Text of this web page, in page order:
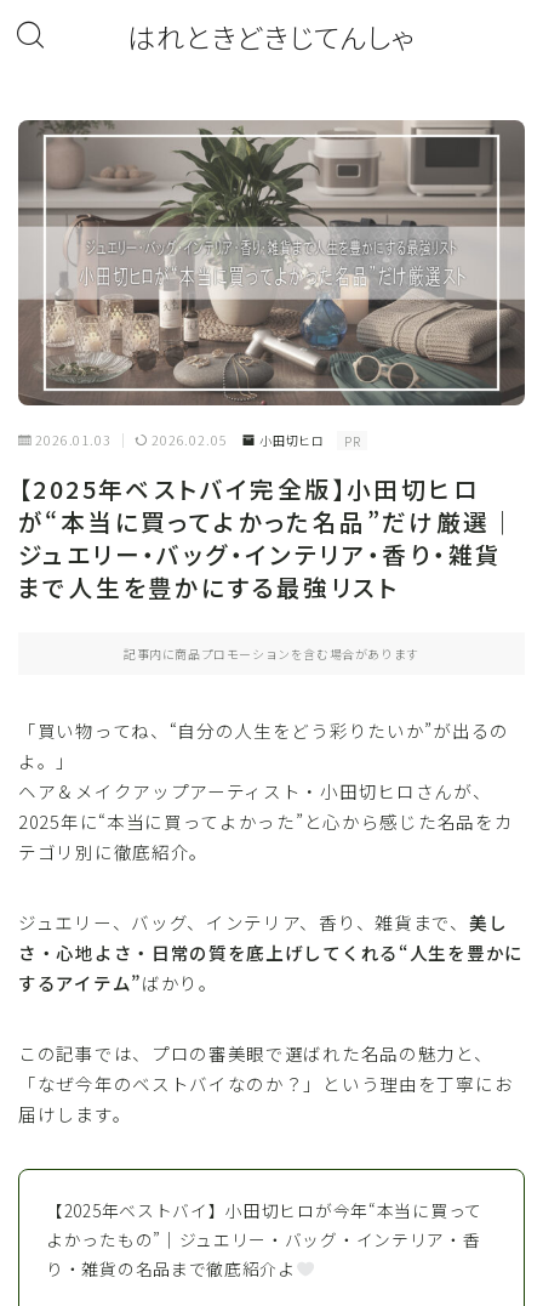
はれときどきじてんしゃ
2026.01.03 2026.02.05 小田切ヒロ PR
【2025年ベストバイ完全版】小田切ヒロ
が“本当に買ってよかった名品”だけ厳選｜
ジュエリー・バッグ・インテリア・香り・雑貨
まで人生を豊かにする最強リスト
記事内に商品プロモーションを含む場合があります
「買い物ってね、“自分の人生をどう彩りたいか”が出るの
よ。」
ヘア＆メイクアップアーティスト・小田切ヒロさんが、
2025年に“本当に買ってよかった”と心から感じた名品をカ
テゴリ別に徹底紹介。
ジュエリー、バッグ、インテリア、香り、雑貨まで、 美し
さ・心地よさ・日常の質を底上げしてくれる“人生を豊かに
するアイテム”ばかり。
この記事では、プロの審美眼で選ばれた名品の魅力と、
「なぜ今年のベストバイなのか？」という理由を丁寧にお
届けします。
【2025年ベストバイ】小田切ヒロが今年“本当に買って
よかったもの”｜ジュエリー・バッグ・インテリア・香
り・雑貨の名品まで徹底紹介よ